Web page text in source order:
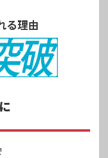
る理由